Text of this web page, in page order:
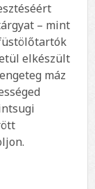
– mint
elkészült
máz